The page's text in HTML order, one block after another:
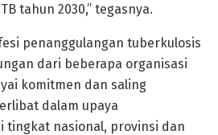
tahun 2030,” tegasnya.
penanggulangan tuberkulosis
dari beberapa organisasi
komitmen dan saling
dalam upaya
tingkat nasional, provinsi dan